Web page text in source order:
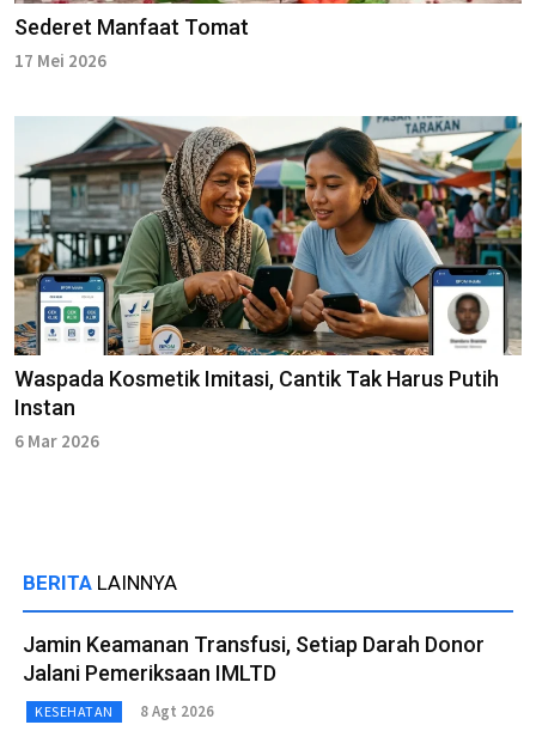
Sederet Manfaat Tomat
17 Mei 2026
Waspada Kosmetik Imitasi, Cantik Tak Harus Putih
Instan
6 Mar 2026
BERITA LAINNYA
Jamin Keamanan Transfusi, Setiap Darah Donor
Jalani Pemeriksaan IMLTD
KESEHATAN 8 Agt 2026